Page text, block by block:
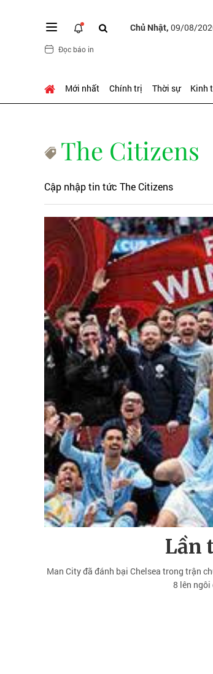
Chủ Nhật, 09/08/
Đọc báo in
Mới nhất Chính trị Thời sự Kinh
The Citizens
Cập nhập tin tức The Citizens
Lần
Man City đã đánh bại Chelsea trong trận
8 lên